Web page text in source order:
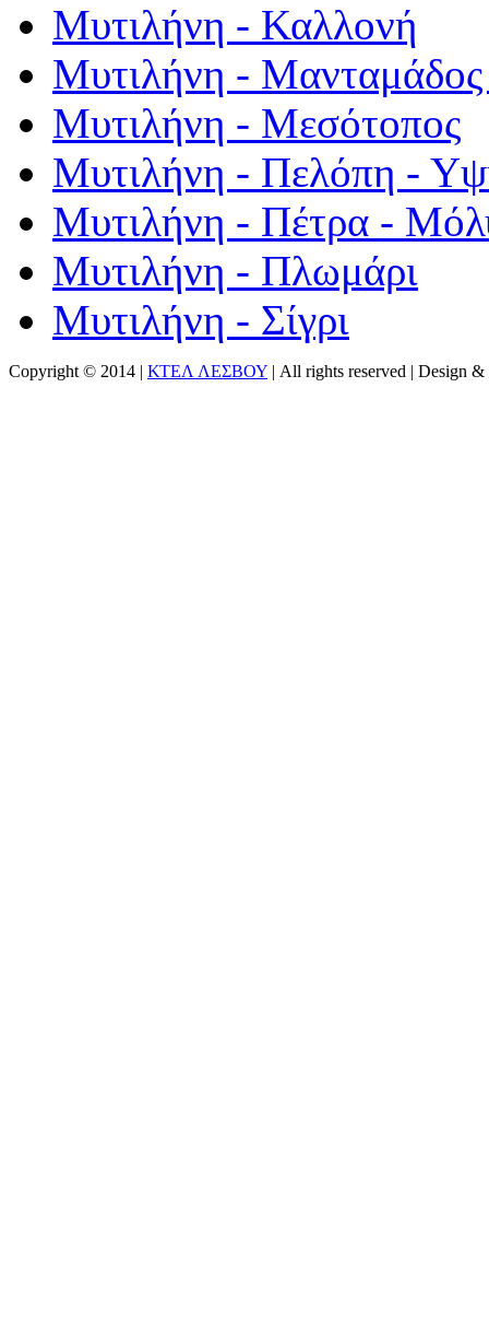
Μυτιλήνη - Καλλονή
Μυτιλήνη - Μανταμάδος
Μυτιλήνη - Μεσότοπος
Μυτιλήνη - Πελόπη -
Μυτιλήνη - Πέτρα -
Μυτιλήνη - Πλωμάρι
Μυτιλήνη - Σίγρι
Copyright © 2014 | ΚΤΕΛ ΛΕΣΒΟΥ | All rights reserved | Design &